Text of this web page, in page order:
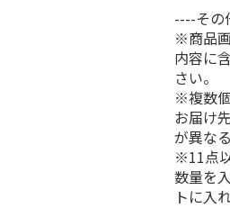
----その
※商品
内容に
さい。
※複数
お届け
が異な
※11点
数量を
トに入